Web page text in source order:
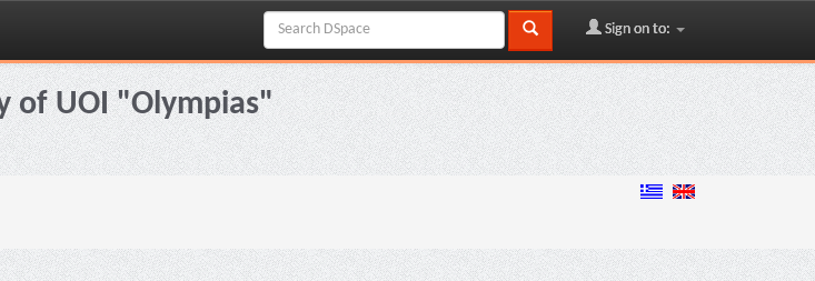
Sign on to:
of UOI "Olympias"